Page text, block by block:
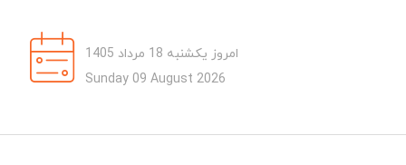
امروز یکشنبه 18 مرداد 1405
Sunday 09 August 2026